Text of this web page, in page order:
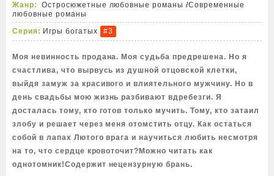
Жанр: Остросюжетные любовные романы /Современные
любовные романы
Серия: Игры богатых #3
Моя невинность продана. Моя судьба предрешена. Но я
счастлива, что вырвусь из душной отцовской клетки,
выйдя замуж за красивого и влиятельного мужчину. Но в
день свадьбы мою жизнь разбивают вдребезги. Я
досталась тому, кто готов только мучить. Тому, кто затаил
злобу и решает через меня отомстить отцу. Как остаться
собой в лапах Лютого врага и научиться любить несмотря
на то, что сердце кровоточит?Можно читать как
однотомник!Содержит нецензурную брань.